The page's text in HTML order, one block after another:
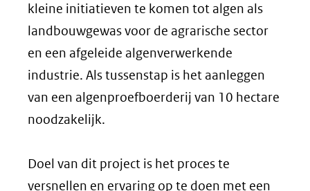
kleine initiatieven te komen tot algen als
landbouwgewas voor de agrarische sector
en een afgeleide algenverwerkende
industrie. Als tussenstap is het aanleggen
van een algenproefboerderij van 10 hectare
noodzakelijk.
Doel van dit project is het proces te
versnellen en ervaring op te doen met een